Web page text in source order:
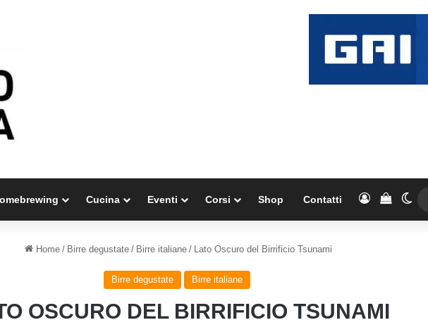
Cucina Eventi Corsi Shop Contatti AccediVedi il
Home / Birre degustate / Birre italiane / Lato Oscuro del Birrificio Tsunami
Birre degustate Birre italiane
OSCURO DEL BIRRIFICIO TSUNAMI